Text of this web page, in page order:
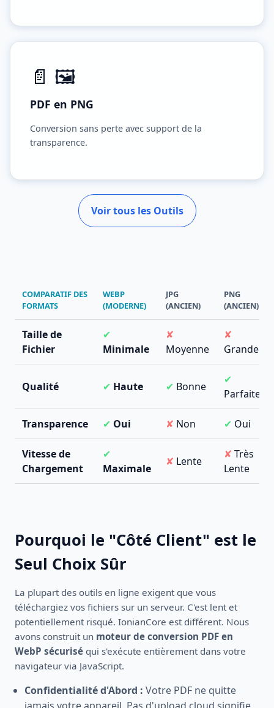
📄 🖼️
PDF en PNG
Conversion sans perte avec support de la
transparence.
Voir tous les Outils
COMPARATIF DES
FORMATS
WEBP
(MODERNE)
JPG
(ANCIEN)
PNG
(ANCIEN)
Taille de
Fichier
✔
Minimale
✘
Moyenne
✘
Grande
Qualité ✔ Haute ✔ Bonne
✔
Parfaite
Transparence ✔ Oui ✘ Non ✔ Oui
Vitesse de
Chargement
✔
Maximale
✘ Lente
✘ Très
Lente
Pourquoi le "Côté Client" est le
Seul Choix Sûr
La plupart des outils en ligne exigent que vous
téléchargiez vos fichiers sur un serveur. C'est lent et
potentiellement risqué. IonianCore est différent. Nous
avons construit un moteur de conversion PDF en
WebP sécurisé qui s'exécute entièrement dans votre
navigateur via JavaScript.
Confidentialité d'Abord : Votre PDF ne quitte